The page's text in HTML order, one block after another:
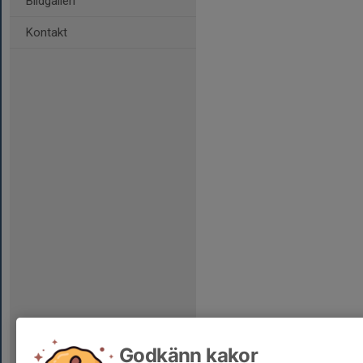
Kontakt
Godkänn kakor